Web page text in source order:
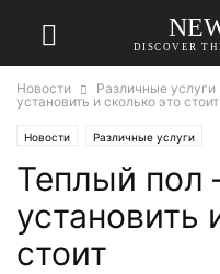
DISCOVER
Новости Различные услуги
установить и сколько это стоит
Новости Различные услуги
Теплый пол
установить
стоит